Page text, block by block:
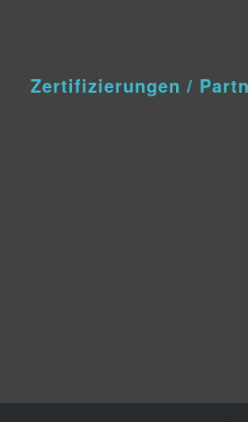
Zertifizierungen /